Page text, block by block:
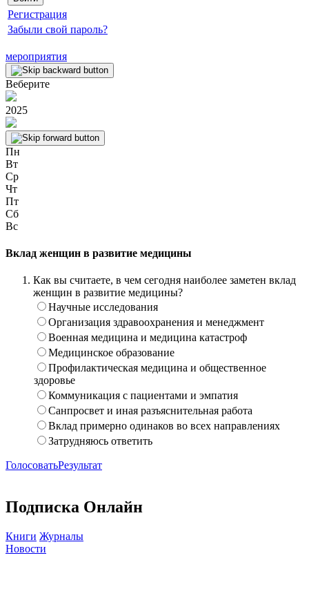
Регистрация
Забыли свой пароль?
мероприятия
Веберите
2025
Пн
Вт
Ср
Чт
Пт
Сб
Вс
Вклад женщин в развитие медицины
Как вы считаете, в чем сегодня наиболее заметен вклад
женщин в развитие медицины?
Научные исследования
Организация здравоохранения и менеджмент
Военная медицина и медицина катастроф
Медицинское образование
Профилактическая медицина и общественное
здоровье
Коммуникация с пациентами и эмпатия
Санпросвет и иная разъяснительная работа
Вклад примерно одинаков во всех направлениях
Затрудняюсь ответить
ГолосоватьРезультат
Подписка Онлайн
Книги Журналы
Новости